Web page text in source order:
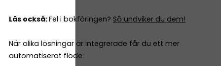
Läs också:Fel i bokföringen? Så undviker du dem!
När olika lösningar är integrerade får du ett mer
automatiserat flöde: